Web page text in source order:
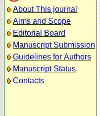
About This journal
Aims and Scope
Editorial Board
Manuscript Submission
Guidelines for Authors
Manuscript Status
Contacts